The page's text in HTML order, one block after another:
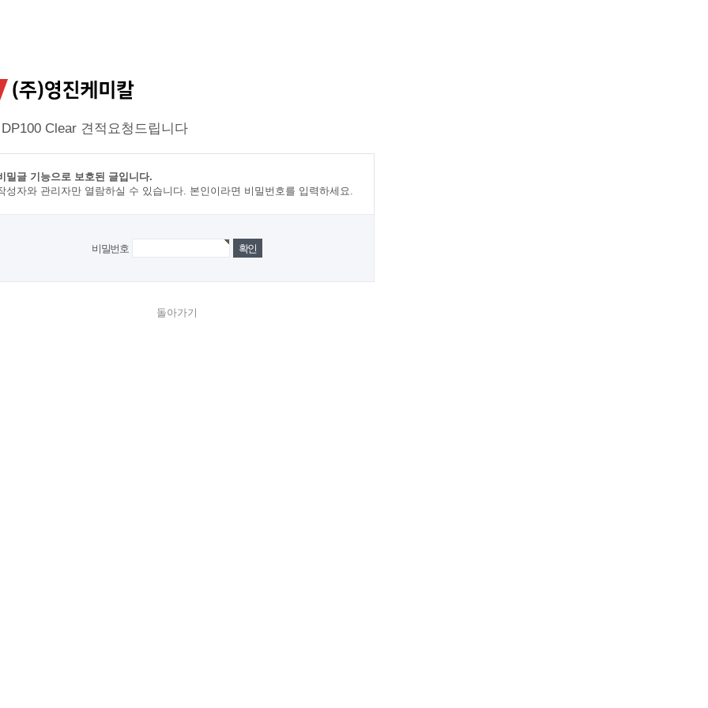
Clear 견적요청드립니다
밀글 기능으로 보호된 글입니다.
성자와 관리자만 열람하실 수 있습니다. 본인이라면 비밀번호를 입력하세요.
비밀번호
돌아가기